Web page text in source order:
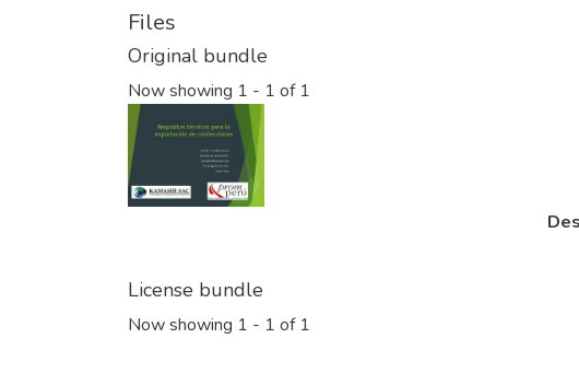
Files
Original bundle
Now showing 1 - 1 of 1
License bundle
Now showing 1 - 1 of 1